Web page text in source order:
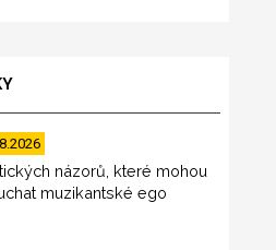
názorů, které mohou
muzikantské ego